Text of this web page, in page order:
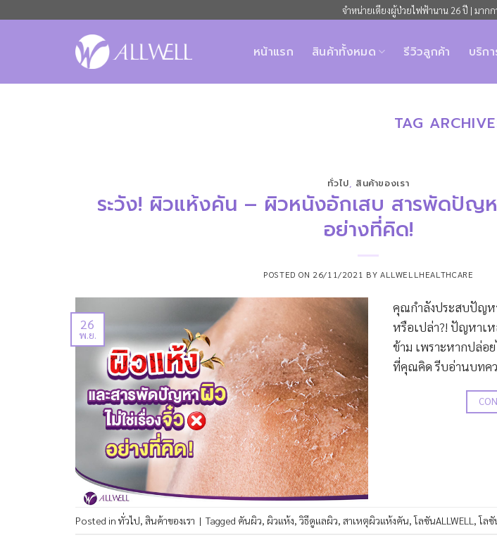
จำหน่ายเตียงผู้ป่วยไฟฟ้านาน 26 ปี | มากก
หน้าแรก สินค้าทั้งหมด รีวิวลูกค้า บริก
TAG
ทั่วไป สินค้าของเรา
ระวัง! ผิวแห้งคัน – ผิวหนังอักเสบ สารพัดปัญห
อย่างที่คิด!
POSTED ON 26/11/2021 BY ALLWELLHEALTHCARE
26
พ.ย.
คุณกำลังประสบปัญห
หรือเปล่า?! ปัญหาเห
ข้าม เพราะหากปล่อย
ที่คุณคิด รีบอ่านบทค
Posted in ทั่วไป สินค้าของเรา | Tagged คันผิว ผิวแห้ง ,วิธีดูแลผิว สาเหตุผิวแห้งคัน ,โลชันALLWELL ,โลชั